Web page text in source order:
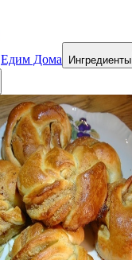
Едим Дома Ингредиенты